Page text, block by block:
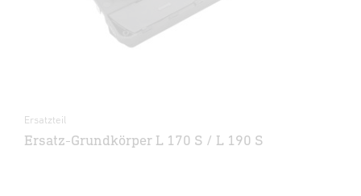
Ersatzteil
Ersatz-Grundkörper L 170 S / L 190 S